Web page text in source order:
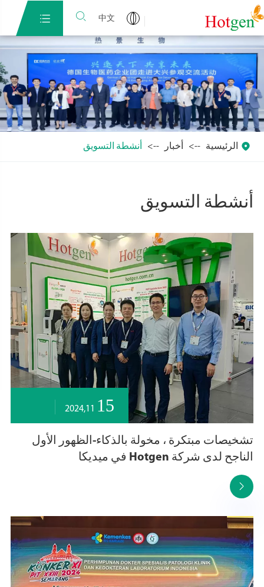
中文


 الرئيسية أخبار أنشطة التسويق
أنشطة التسويق
15
2024,11
تشخيصات مبتكرة ، مخولة بالذكاء-الظهور الأول
الناجح لدى شركة Hotgen في ميديكا
